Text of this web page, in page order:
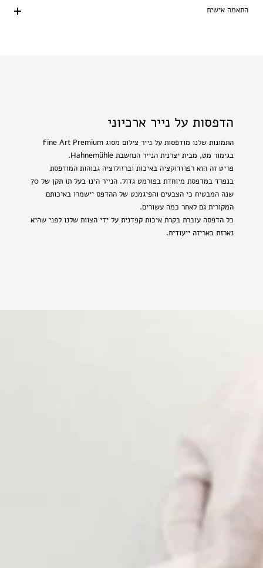
התאמה אישית
הדפסות על נייר ארכיוני
התמונות שלנו מודפסות על נייר צילום מסוג Fine Art Premium
בגימור מט, מבית יצרנית הנייר הנחשבת Hahnemühle.
פריט זה הוא רפרודוקציה באיכות וברזולוציה גבוהות המודפסת
בנפרד במדפסת מיוחדת בפורמט גדול. הנייר הינו בעל תו תקן של 70
שנה המבטיח כי הצבעים והפיגמנט של ההדפס יישמרו באיכותם
המקורית גם לאחר כמה עשורים.
כל הדפסה עוברת בקרת איכות קפדנית על ידי הצוות שלנו לפני שהיא
נארזת באריזה ייעודית.